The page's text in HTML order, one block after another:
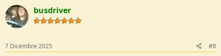
busdriver
7 Dicembre 2025 #8